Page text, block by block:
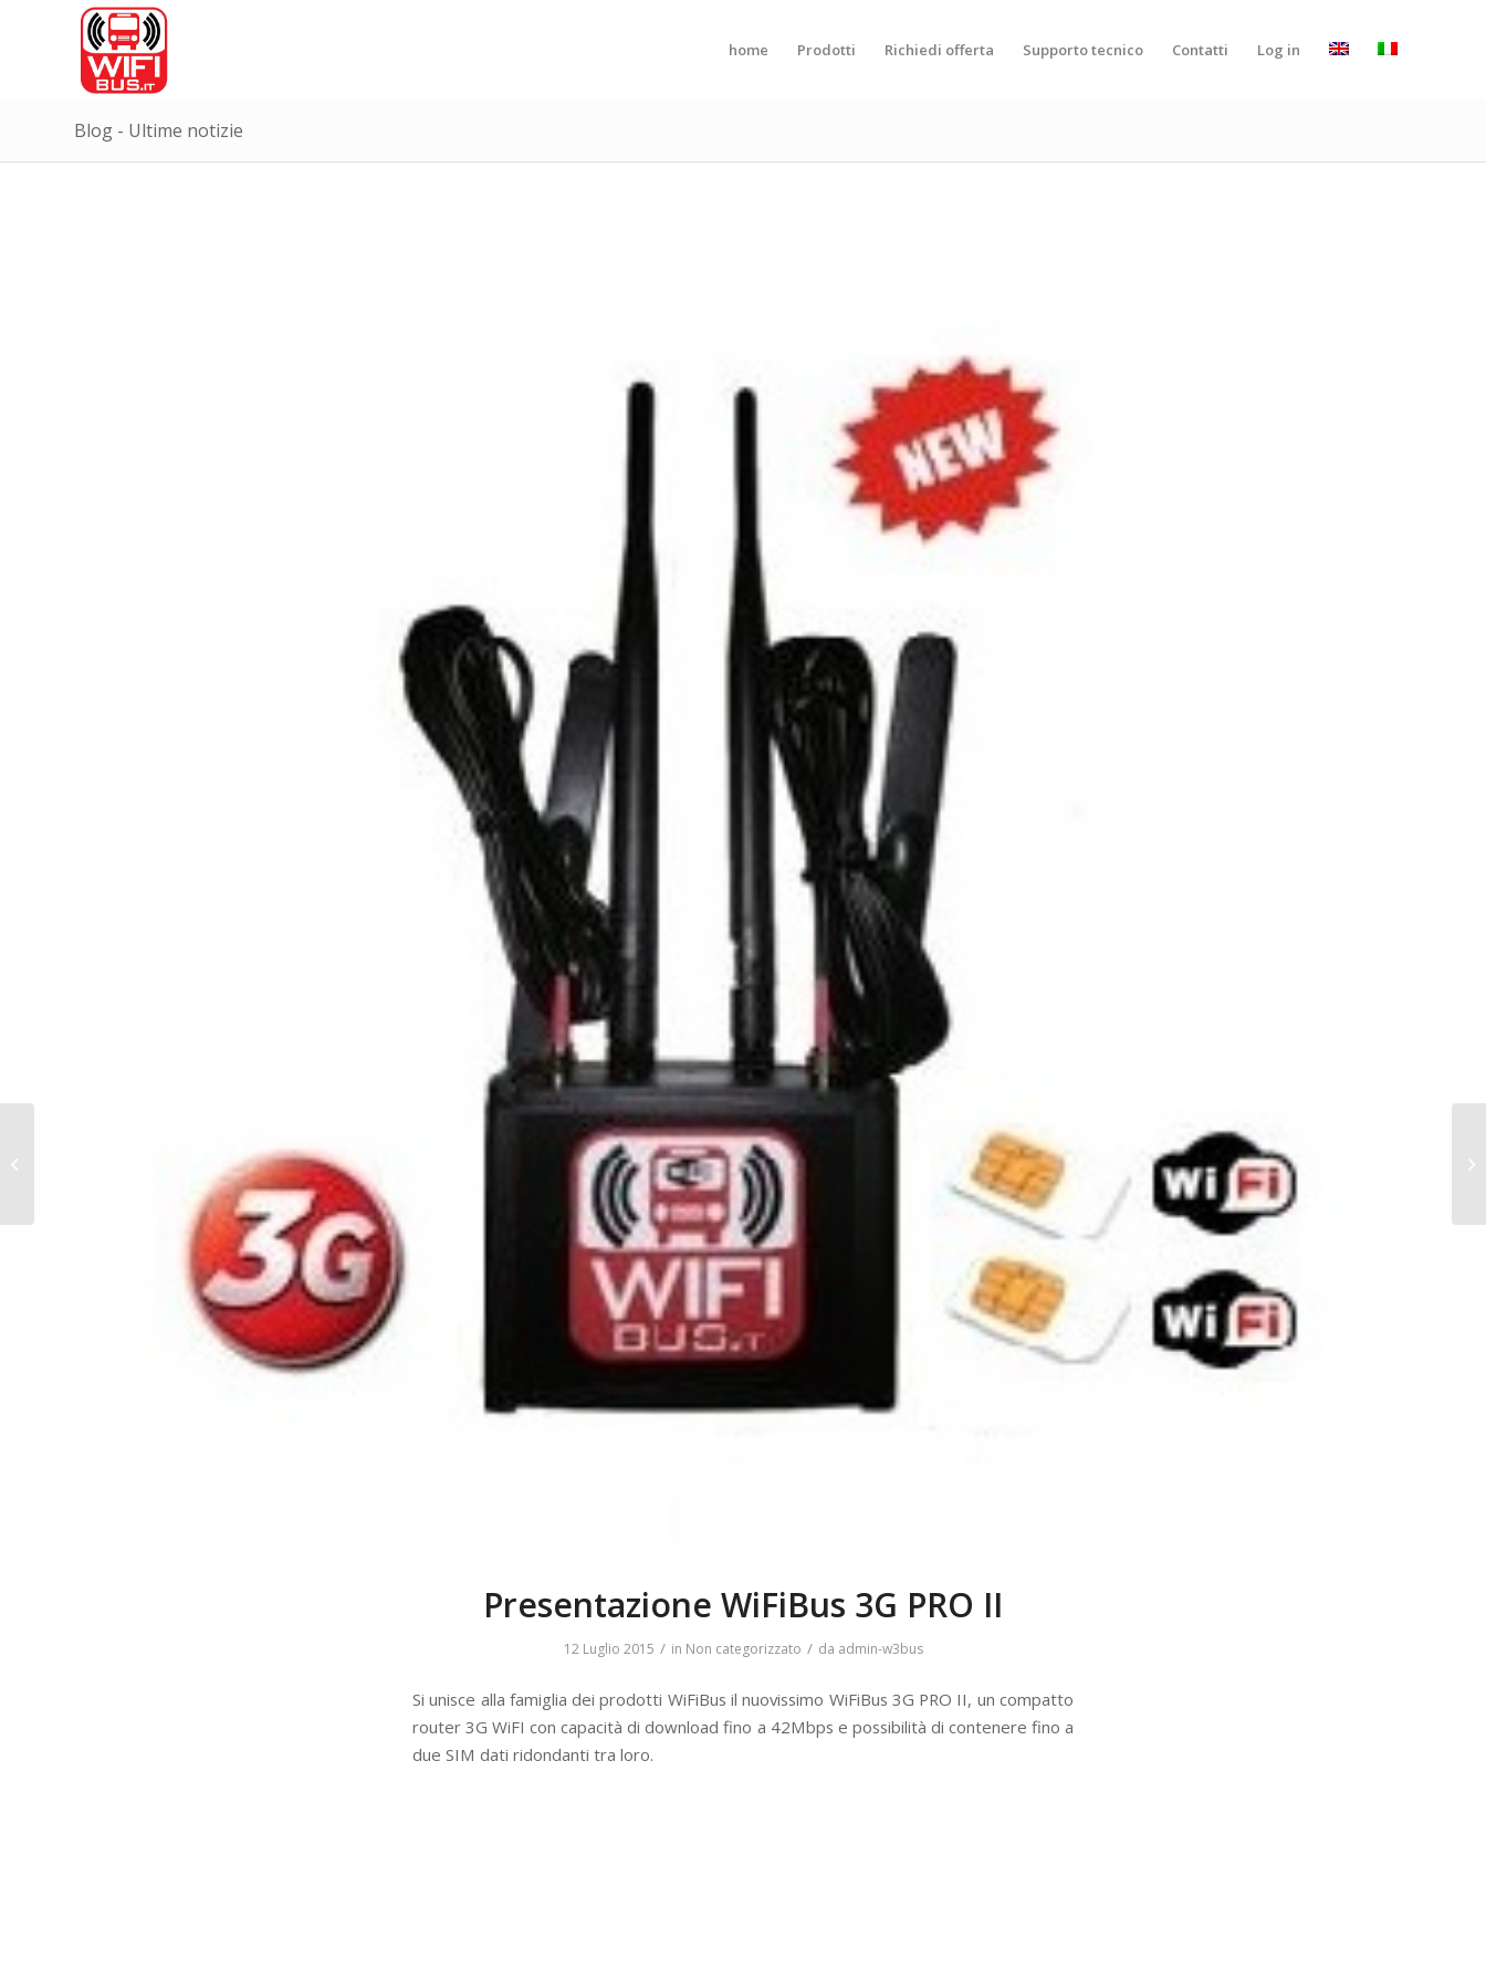
home Prodotti Richiedi offerta Supporto tecnico Contatti Log in
Blog - Ultime notizie
Presentazione WiFiBus 3G PRO II
12 Luglio 2015 / in Non categorizzato / da admin-w3bus
Si unisce alla famiglia dei prodotti WiFiBus il nuovissimo WiFiBus 3G PRO II, un compatto
router 3G WiFI con capacità di download fino a 42Mbps e possibilità di contenere fino a
due SIM dati ridondanti tra loro.